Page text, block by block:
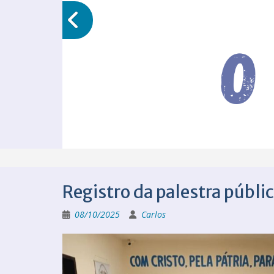
Registro da palestra
08/10/2025 Carlos